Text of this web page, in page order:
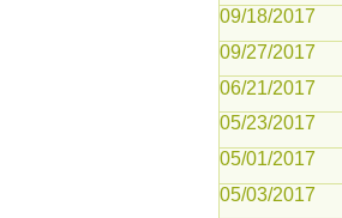
09/18/2017
09/27/2017
06/21/2017
05/23/2017
05/01/2017
05/03/2017